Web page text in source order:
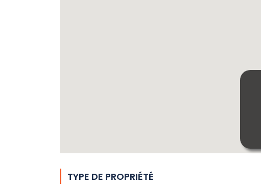
TYPE DE PROPRIÉTÉ